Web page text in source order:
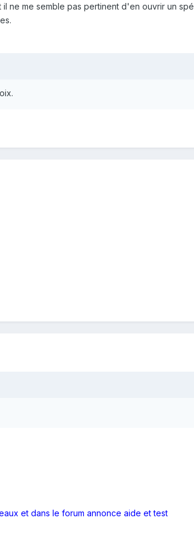
me semble pas pertinent d'en ouvrir un
et dans le forum annonce aide et test